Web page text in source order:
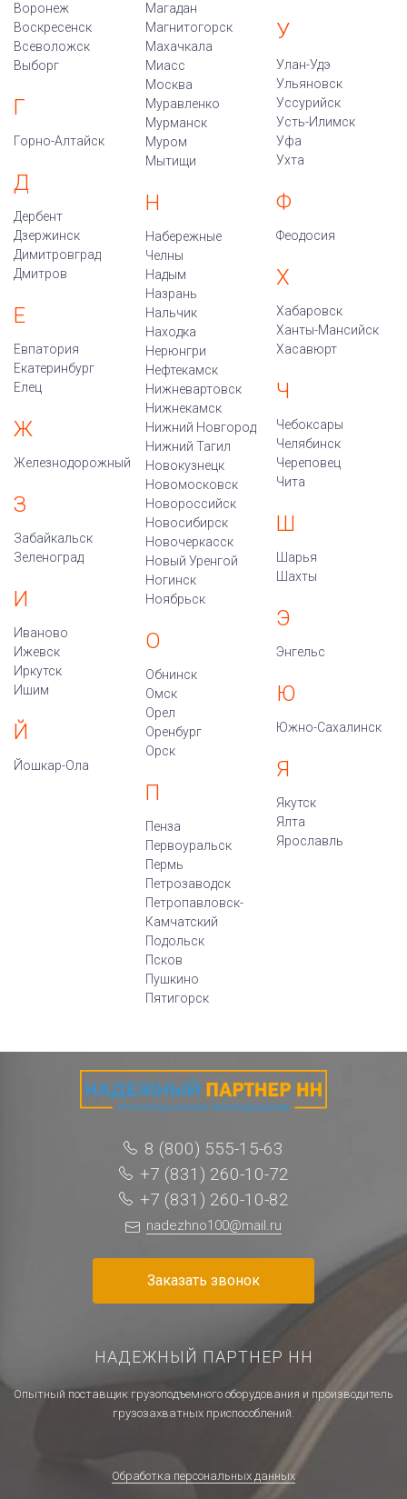
Воронеж
Воскресенск
Всеволожск
Выборг
Г
Горно-Алтайск
Д
Дербент
Дзержинск
Димитровград
Дмитров
Е
Евпатория
Екатеринбург
Елец
Ж
Железнодорожный
З
Забайкальск
Зеленоград
И
Иваново
Ижевск
Иркутск
Ишим
Й
Йошкар-Ола
Магадан
Магнитогорск
Махачкала
Миасс
Москва
Муравленко
Мурманск
Муром
Мытищи
Н
Набережные
Челны
Надым
Назрань
Нальчик
Находка
Нерюнгри
Нефтекамск
Нижневартовск
Нижнекамск
Нижний Новгород
Нижний Тагил
Новокузнецк
Новомосковск
Новороссийск
Новосибирск
Новочеркасск
Новый Уренгой
Ногинск
Ноябрьск
О
Обнинск
Омск
Орел
Оренбург
Орск
П
Пенза
Первоуральск
Пермь
Петрозаводск
Петропавловск-
Камчатский
Подольск
Псков
Пушкино
Пятигорск
У
Улан-Удэ
Ульяновск
Уссурийск
Усть-Илимск
Уфа
Ухта
Ф
Феодосия
Х
Хабаровск
Ханты-Мансийск
Хасавюрт
Ч
Чебоксары
Челябинск
Череповец
Чита
Ш
Шарья
Шахты
Э
Энгельс
Ю
Южно-Сахалинск
Я
Якутск
Ялта
Ярославль
8 (800) 555-15-63
+7 (831) 260-10-72
+7 (831) 260-10-82
nadezhno100@mail.ru
Заказать звонок
НАДЕЖНЫЙ ПАРТНЕР НН
Опытный поставщик грузоподъемного оборудования и производитель
грузозахватных приспособлений.
Обработка персональных данных